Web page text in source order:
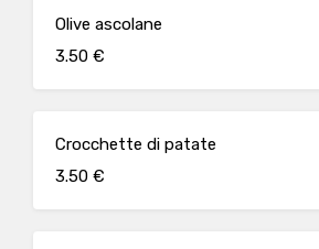
Olive ascolane
3.50 €
Crocchette di patate
3.50 €